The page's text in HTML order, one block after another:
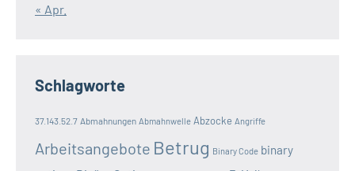
« Apr.
Schlagworte
37.143.52.7 Abmahnungen Abmahnwelle Abzocke Angriffe
Arbeitsangebote Betrug Binary Code binary